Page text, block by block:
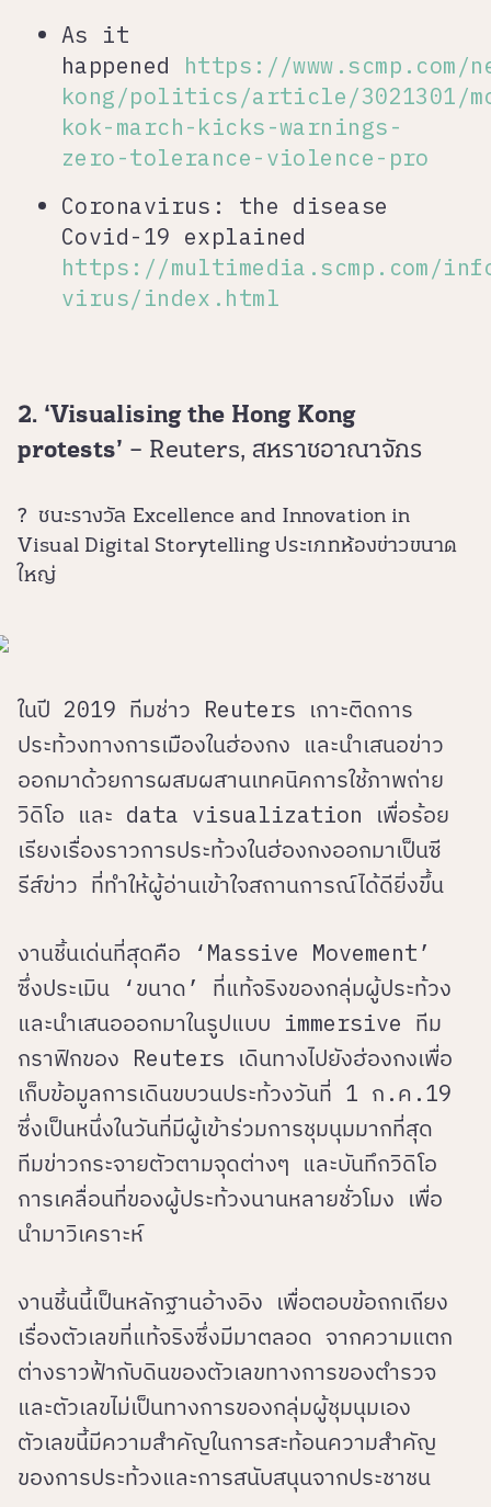
As it
happened https://www.scmp.com/
kong/politics/article/3021301/
kok-march-kicks-warnings-
zero-tolerance-violence-pro
Coronavirus: the disease
Covid-19 explained
https://multimedia.scmp.com/
virus/index.html
2. ‘Visualising the Hong Kong
protests’ – Reuters, สหราชอาณาจักร
? ชนะรางวัล Excellence and Innovation in
Visual Digital Storytelling ประเภทห้องข่าวขนาด
ใหญ่
ในปี 2019 ทีมช่าว Reuters เกาะติดการ
ประท้วงทางการเมืองในฮ่องกง และนำเสนอข่าว
ออกมาด้วยการผสมผสานเทคนิคการใช้ภาพถ่าย
วิดิโอ และ data visualization เพื่อร้อย
เรียงเรื่องราวการประท้วงในฮ่องกงออกมาเป็นซี
รีส์ข่าว ที่ทำให้ผู้อ่านเข้าใจสถานการณ์ได้ดียิ่งขึ้น
งานชิ้นเด่นที่สุดคือ ‘Massive Movement’
ซึ่งประเมิน ‘ขนาด’ ที่แท้จริงของกลุ่มผู้ประท้วง
และนำเสนอออกมาในรูปแบบ immersive ทีม
กราฟิกของ Reuters เดินทางไปยังฮ่องกงเพื่อ
เก็บข้อมูลการเดินขบวนประท้วงวันที่ 1 ก.ค.19
ซึ่งเป็นหนึ่งในวันที่มีผู้เข้าร่วมการชุมนุมมากที่สุด
ทีมข่าวกระจายตัวตามจุดต่างๆ และบันทึกวิดิโอ
การเคลื่อนที่ของผู้ประท้วงนานหลายชั่วโมง เพื่อ
นำมาวิเคราะห์
งานชิ้นนี้เป็นหลักฐานอ้างอิง เพื่อตอบข้อถกเถียง
เรื่องตัวเลขที่แท้จริงซึ่งมีมาตลอด จากความแตก
ต่างราวฟ้ากับดินของตัวเลขทางการของตำรวจ
และตัวเลขไม่เป็นทางการของกลุ่มผู้ชุมนุมเอง
ตัวเลขนี้มีความสำคัญในการสะท้อนความสำคัญ
ของการประท้วงและการสนับสนุนจากประชาชน